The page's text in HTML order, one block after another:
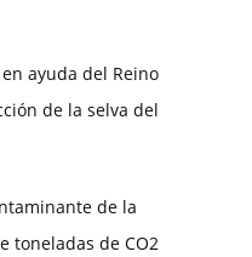
ayuda del Reino
de la selva del
de la
toneladas de CO2